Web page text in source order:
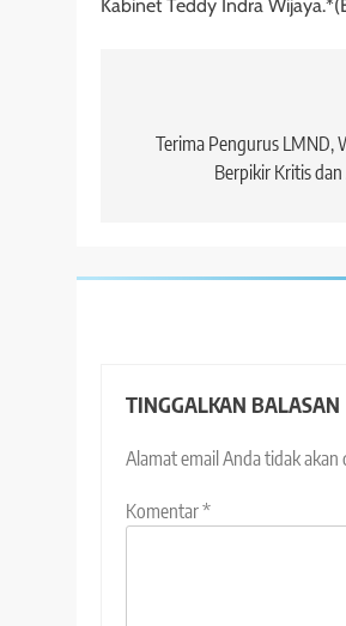
Kabinet Teddy Indra
posTerima Pengurus LMND,
Berpikir Kritis
TINGGALKAN BALASAN
Alamat email Anda tidak akan
Komentar*